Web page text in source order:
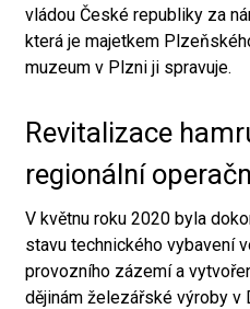
vládou České republiky za
která je majetkem
muzeum v Plzni ji spravuje.
Revitalizace
regionální
V květnu roku 2020 byla
stavu technického vybavení
provozního zázemí a
dějinám železářské výroby v